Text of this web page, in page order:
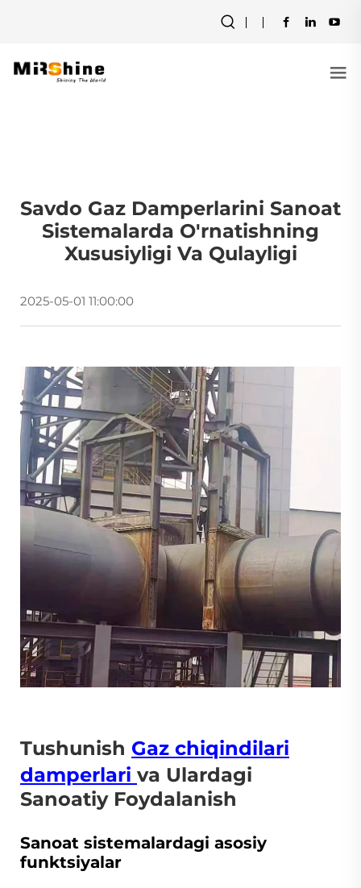
Savdo Gaz Damperlarini Sanoat
Sistemalarda O'rnatishning
Xususiyligi Va Qulayligi
2025-05-01 11:00:00
Tushunish Gaz chiqindilari
damperlari va Ulardagi
Sanoatiy Foydalanish
Sanoat sistemalardagi asosiy
funktsiyalar